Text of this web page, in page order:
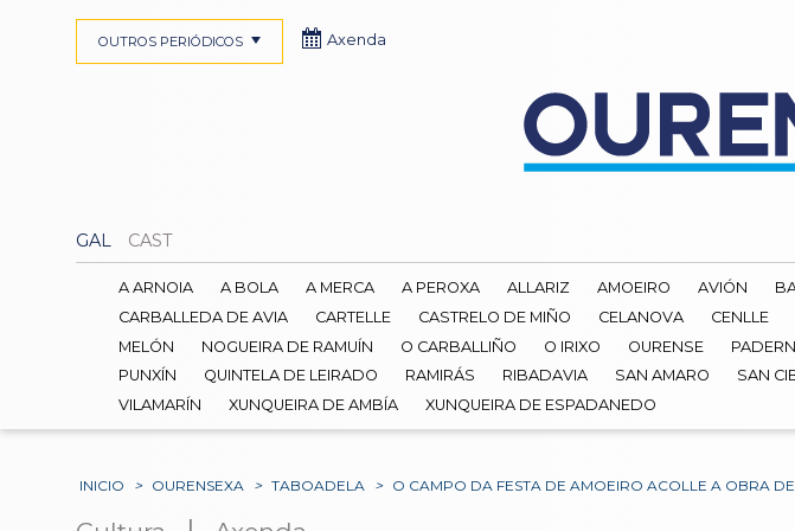
GAL CAST
OUTROS PERIÓDICOS Axenda
A ARNOIA A BOLA A MERCA A PEROXA ALLARIZ AMOEIRO AVIÓN
CARBALLEDA DE AVIA
CARTELLE CASTRELO DE MIÑO CELANOVA CENLLE
MELÓN
NOGUEIRA DE RAMUÍN O CARBALLIÑO O IRIXO OURENSE
PUNXÍN
QUINTELA DE LEIRADO RAMIRÁS RIBADAVIA SAN AMARO SAN
VILAMARÍN
XUNQUEIRA DE AMBÍA XUNQUEIRA DE ESPADANEDO
INICIO > OURENSEXA > TABOADELA > O CAMPO DA FESTA DE AMOEIRO ACOLLE A OBRA